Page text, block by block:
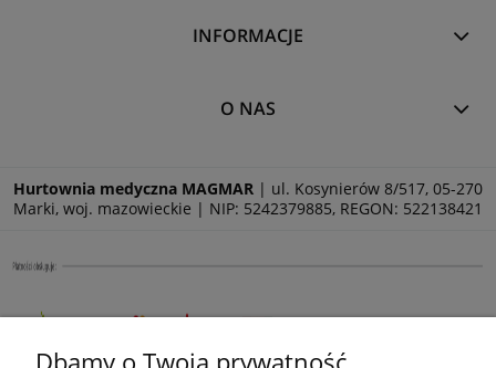
INFORMACJE
O NAS
Hurtownia medyczna MAGMAR | ul. Kosynierów 8/517, 05-270
Marki, woj. mazowieckie | NIP: 5242379885, REGON: 522138421